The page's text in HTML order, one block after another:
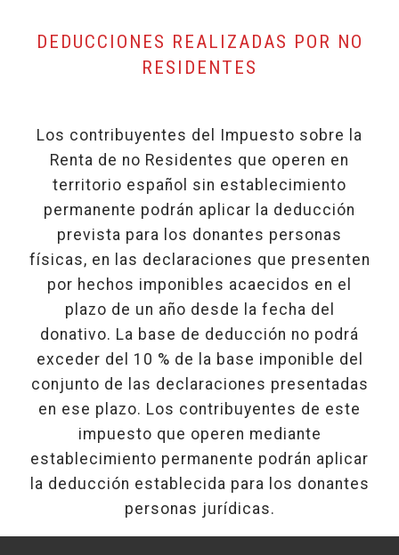
DEDUCCIONES REALIZADAS POR NO
RESIDENTES
Los contribuyentes del Impuesto sobre la
Renta de no Residentes que operen en
territorio español sin establecimiento
permanente podrán aplicar la deducción
prevista para los donantes personas
físicas, en las declaraciones que presenten
por hechos imponibles acaecidos en el
plazo de un año desde la fecha del
donativo. La base de deducción no podrá
exceder del 10 % de la base imponible del
conjunto de las declaraciones presentadas
en ese plazo. Los contribuyentes de este
impuesto que operen mediante
establecimiento permanente podrán aplicar
la deducción establecida para los donantes
personas jurídicas.